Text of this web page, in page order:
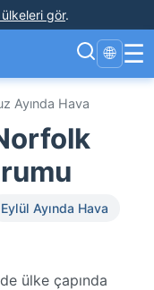
gör.
🌐 ☰
Ayında Hava
Eylül Ayında Hava
ülke çapında